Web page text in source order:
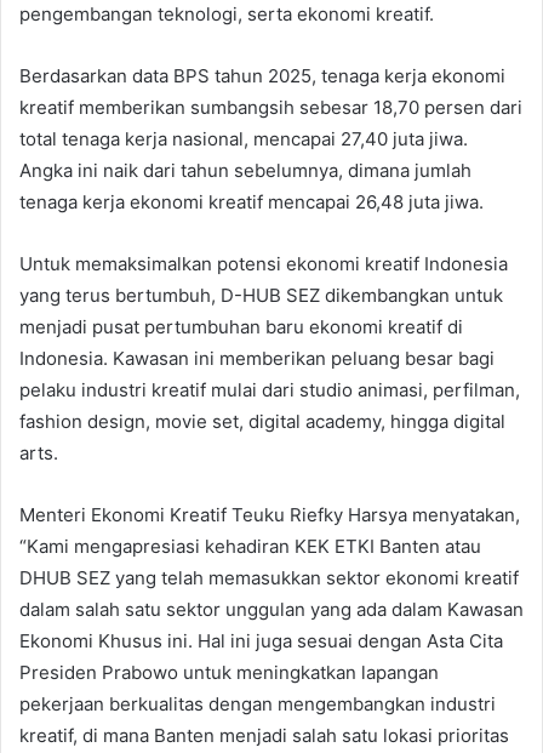
pengembangan teknologi, serta ekonomi kreatif.
Berdasarkan data BPS tahun 2025, tenaga kerja ekonomi
kreatif memberikan sumbangsih sebesar 18,70 persen dari
total tenaga kerja nasional, mencapai 27,40 juta jiwa.
Angka ini naik dari tahun sebelumnya, dimana jumlah
tenaga kerja ekonomi kreatif mencapai 26,48 juta jiwa.
Untuk memaksimalkan potensi ekonomi kreatif Indonesia
yang terus bertumbuh, D-HUB SEZ dikembangkan untuk
menjadi pusat pertumbuhan baru ekonomi kreatif di
Indonesia. Kawasan ini memberikan peluang besar bagi
pelaku industri kreatif mulai dari studio animasi, perfilman,
fashion design, movie set, digital academy, hingga digital
arts.
Menteri Ekonomi Kreatif Teuku Riefky Harsya menyatakan,
“Kami mengapresiasi kehadiran KEK ETKI Banten atau
DHUB SEZ yang telah memasukkan sektor ekonomi kreatif
dalam salah satu sektor unggulan yang ada dalam Kawasan
Ekonomi Khusus ini. Hal ini juga sesuai dengan Asta Cita
Presiden Prabowo untuk meningkatkan lapangan
pekerjaan berkualitas dengan mengembangkan industri
kreatif, di mana Banten menjadi salah satu lokasi prioritas